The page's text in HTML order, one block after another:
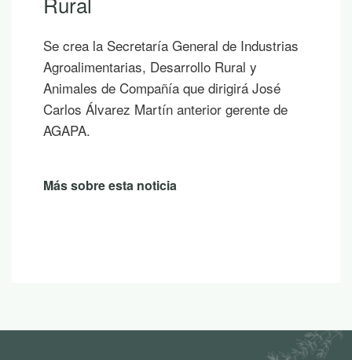
de Industrias
Rural y
que dirigirá José
gerente de
publicaciones para
sombra de un árbol
un atardecer en la